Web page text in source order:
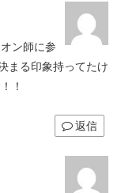
ン師に参
まる印象持ってたけ
！
返信